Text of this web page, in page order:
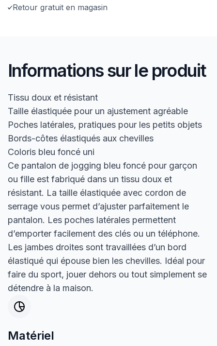
Retour gratuit en magasin
Informations sur le produit
Tissu doux et résistant
Taille élastiquée pour un ajustement agréable
Poches latérales, pratiques pour les petits objets
Bords-côtes élastiqués aux chevilles
Coloris bleu foncé uni
Ce pantalon de jogging bleu foncé pour garçon
ou fille est fabriqué dans un tissu doux et
résistant. La taille élastiquée avec cordon de
serrage vous permet d’ajuster parfaitement le
pantalon. Les poches latérales permettent
d’emporter facilement des clés ou un téléphone.
Les jambes droites sont travaillées d’un bord
élastiqué qui épouse bien les chevilles. Idéal pour
faire du sport, jouer dehors ou tout simplement se
détendre à la maison.
Matériel